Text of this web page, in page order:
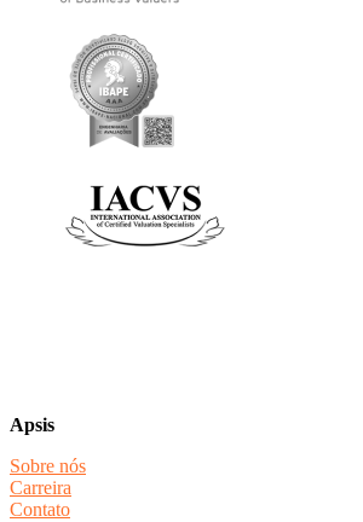
Apsis
Sobre nós
Carreira
Contato